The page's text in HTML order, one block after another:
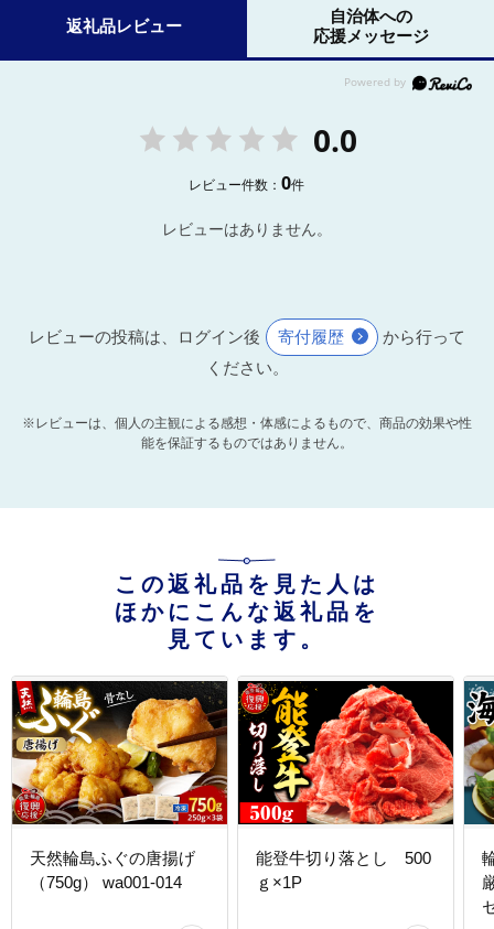
返礼品レビュー
自治体への
応援メッセージ
0.0
レビュー件数：0件
レビューはありません。
レビューの投稿は、ログイン後 寄付履歴
から行って
ください。
※レビューは、個人の主観による感想・体感によるもので、商品の効果や性
能を保証するものではありません。
この返礼品を見た人は
ほかにこんな返礼品を
見ています。
天然輪島ふぐの唐揚げ
（750g） wa001-014
能登牛切り落とし 500
ｇ×1P